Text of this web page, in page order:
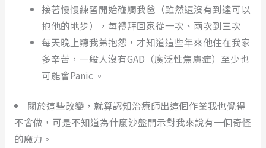
接著慢慢練習開始碰觸我爸（雖然還沒有到達可以
抱他的地步），每禮拜回家從一次、兩次到三次
每天晚上聽我弟抱怨，才知道這些年來他住在我家
多辛苦，一般人沒有GAD（廣泛性焦慮症）至少也
可能會Panic 。
關於這些改變，就算認知治療師出這個作業我也覺得
不會做，可是不知道為什麼沙盤開示對我來說有一個奇怪
的魔力。